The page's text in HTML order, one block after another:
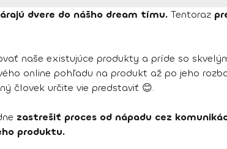
dvere do nášho dream tímu. Tentoraz
naše existujúce produkty a príde so
online pohľadu na produkt až po jeho
človek určite vie predstaviť 😊.
zastrešiť proces od nápadu cez
produktu.